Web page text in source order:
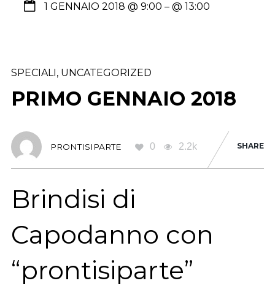
1 GENNAIO 2018 @ 9:00 – @ 13:00
SPECIALI , UNCATEGORIZED
PRIMO GENNAIO 2018
PRONTISIPARTE 0 2.2k SHARE
Brindisi di
Capodanno con
“prontisiparte”